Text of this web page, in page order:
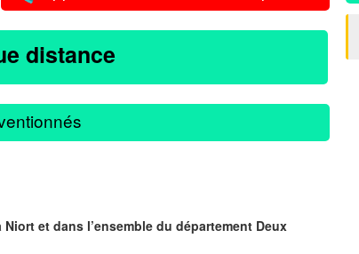
distance
et dans l’ensemble du département Deux